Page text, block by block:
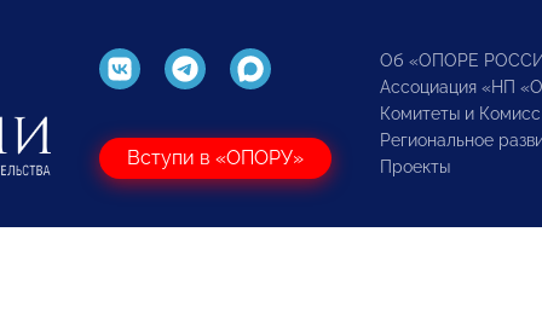
Вступи в «ОПОРУ»
Об «ОПОРЕ
Ассоциация «НП
Комитеты и
Региональное
Проекты